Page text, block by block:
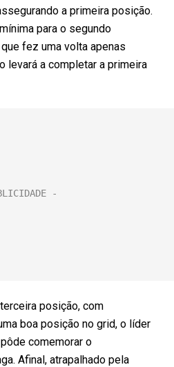
a primeira posição.
para o segundo
fez uma volta apenas
levará a completar a primeira
posição, com
boa posição no grid, o líder
comemorar o
Afinal, atrapalhado pela